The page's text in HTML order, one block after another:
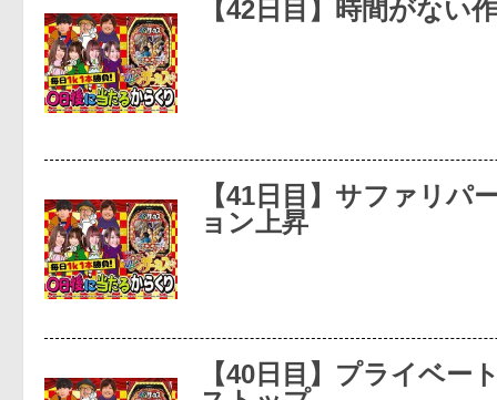
【42日目】時間がない
【41日目】サファリパ
ョン上昇
【40日目】プライベー